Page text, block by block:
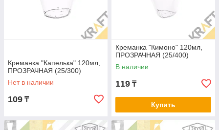
Креманка "Капелька" 120мл,
ПРОЗРАЧНАЯ (25/300)
Нет в наличии
109 ₸
Креманка "Кимоно" 120мл,
ПРОЗРАЧНАЯ (25/400)
В наличии
119 ₸
Купить